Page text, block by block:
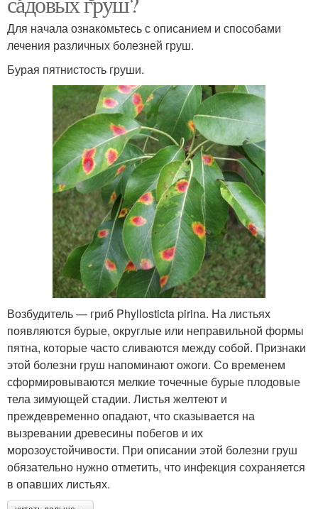
Для начала ознакомьтесь с описанием и способами
лечения различных болезней груш.
Бурая пятнистость груши.
Возбудитель — гриб Phyllosticta pirina. На листьях
появляются бурые, округлые или неправильной формы
пятна, которые часто сливаются между собой. Признаки
этой болезни груш напоминают ожоги. Со временем
сформировываются мелкие точечные бурые плодовые
тела зимующей стадии. Листья желтеют и
преждевременно опадают, что сказывается на
вызревании древесины побегов и их
морозоустойчивости. При описании этой болезни груш
обязательно нужно отметить, что инфекция сохраняется
в опавших листьях.